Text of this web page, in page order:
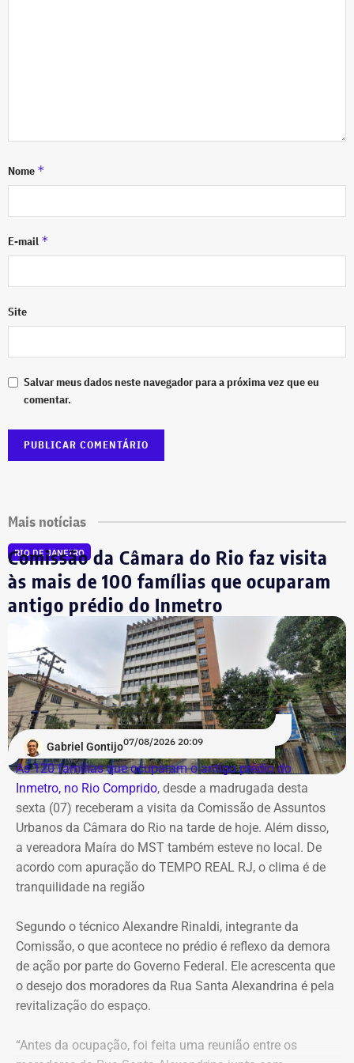
Nome *
E-mail *
Site
Salvar meus dados neste navegador para a próxima vez que eu
comentar.
Mais notícias
RIO DE JANEIRO
Comissão da Câmara do Rio faz visita
às mais de 100 famílias que ocuparam
antigo prédio do Inmetro
Gabriel Gontijo07/08/2026 20:09
As 120 famílias que ocuparam o antigo prédio do
Inmetro, no Rio Comprido, desde a madrugada desta
sexta (07) receberam a visita da Comissão de Assuntos
Urbanos da Câmara do Rio na tarde de hoje. Além disso,
a vereadora Maíra do MST também esteve no local. De
acordo com apuração do TEMPO REAL RJ, o clima é de
tranquilidade na região
Segundo o técnico Alexandre Rinaldi, integrante da
Comissão, o que acontece no prédio é reflexo da demora
de ação por parte do Governo Federal. Ele acrescenta que
o desejo dos moradores da Rua Santa Alexandrina é pela
revitalização do espaço.
“Antes da ocupação, foi feita uma reunião entre os